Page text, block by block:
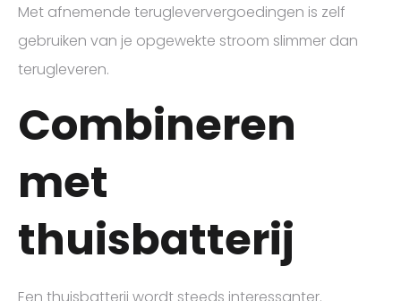
Met afnemende terugleververgoedingen is zelf
gebruiken van je opgewekte stroom slimmer dan
terugleveren.
Combineren
met
thuisbatterij